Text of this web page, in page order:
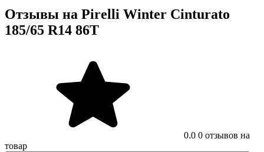
Отзывы на Pirelli Winter Cinturato
185/65 R14 86T
0.0 0 отзывов на
товар